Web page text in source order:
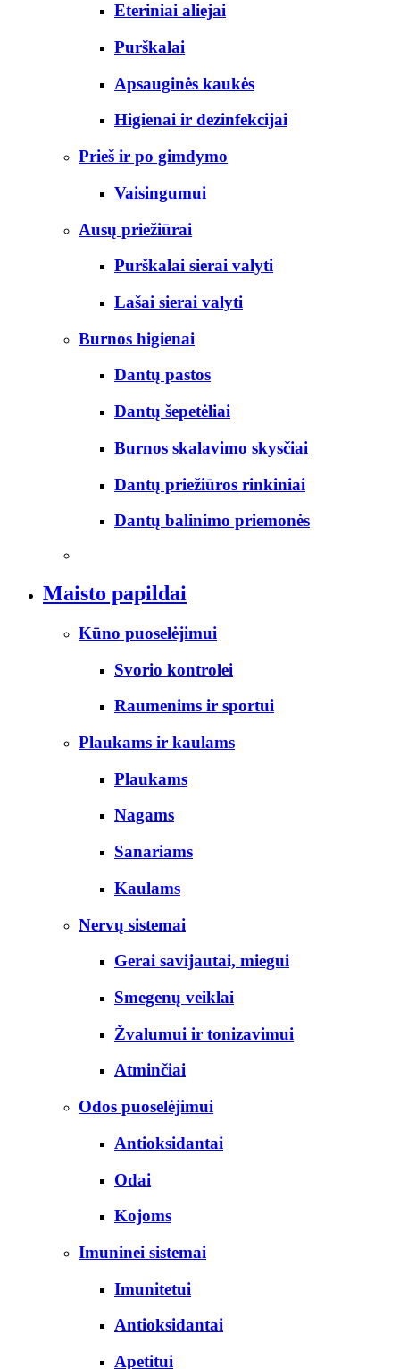
Eteriniai aliejai
Purškalai
Apsauginės kaukės
Higienai ir dezinfekcijai
Prieš ir po gimdymo
Vaisingumui
Ausų priežiūrai
Purškalai sierai valyti
Lašai sierai valyti
Burnos higienai
Dantų pastos
Dantų šepetėliai
Burnos skalavimo skysčiai
Dantų priežiūros rinkiniai
Dantų balinimo priemonės
Maisto papildai
Kūno puoselėjimui
Svorio kontrolei
Raumenims ir sportui
Plaukams ir kaulams
Plaukams
Nagams
Sanariams
Kaulams
Nervų sistemai
Gerai savijautai, miegui
Smegenų veiklai
Žvalumui ir tonizavimui
Atminčiai
Odos puoselėjimui
Antioksidantai
Odai
Kojoms
Imuninei sistemai
Imunitetui
Antioksidantai
Apetitui